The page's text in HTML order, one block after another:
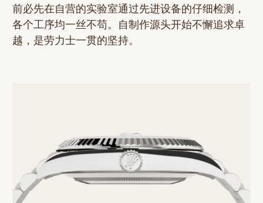
前必先在自营的实验室通过先进设备的仔细检测，
各个工序均一丝不苟。自制作源头开始不懈追求卓
越，是劳力士一贯的坚持。